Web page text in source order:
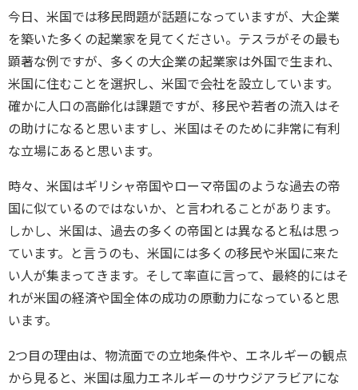
今日、米国では移民問題が話題になっていますが、大企業
を築いた多くの起業家を見てください。テスラがその最も
顕著な例ですが、多くの大企業の起業家は外国で生まれ、
米国に住むことを選択し、米国で会社を設立しています。
確かに人口の高齢化は課題ですが、移民や若者の流入はそ
の助けになると思いますし、米国はそのために非常に有利
な立場にあると思います。
時々、米国はギリシャ帝国やローマ帝国のような過去の帝
国に似ているのではないか、と言われることがあります。
しかし、米国は、過去の多くの帝国とは異なると私は思っ
ています。と言うのも、米国には多くの移民や米国に来た
い人が集まってきます。そして率直に言って、最終的にはそ
れが米国の経済や国全体の成功の原動力になっていると思
います。
2つ目の理由は、物流面での立地条件や、エネルギーの観点
から見ると、米国は風力エネルギーのサウジアラビアにな